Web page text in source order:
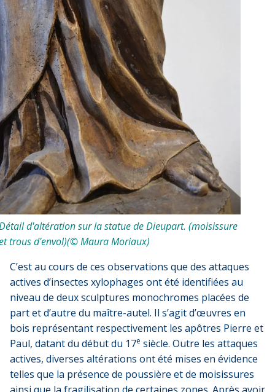
d'altération sur la statue de Dieupart. (moisissure
trous d'envol)(© Maura Moriaux)
C’est au cours de ces observations que des attaques
actives d’insectes xylophages ont été identifiées au
niveau de deux sculptures monochromes placées de
part et d’autre du maître-autel. Il s’agit d’œuvres en
bois représentant respectivement les apôtres Pierre et
Paul, datant du début du 17e siècle. Outre les attaques
actives, diverses altérations ont été mises en évidence
telles que la présence de poussière et de moisissures